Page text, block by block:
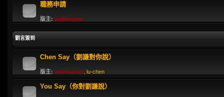
職務申請
版主: webmaster
劉言簽到
Chen Say（劉謙對你說）
版主: webmaster lu-chen
You Say（你對劉謙說）